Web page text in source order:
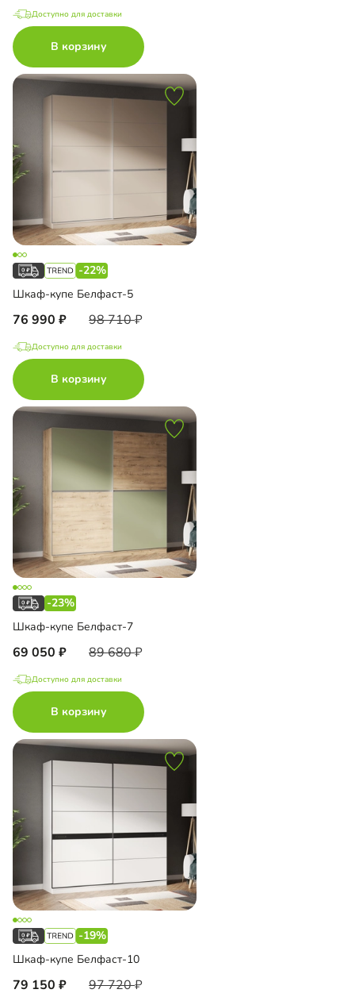
Доступно для доставки
В корзину
-22%
Шкаф-купе Белфаст-5
76 990 98 710
Доступно для доставки
В корзину
-23%
Шкаф-купе Белфаст-7
69 050 89 680
Доступно для доставки
В корзину
-19%
Шкаф-купе Белфаст-10
79 150 97 720